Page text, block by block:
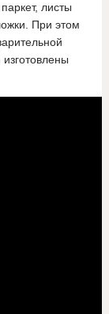
листы
При этом